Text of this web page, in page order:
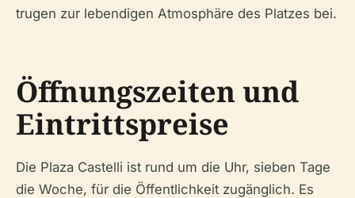
trugen zur lebendigen Atmosphäre des Platzes bei.
Öffnungszeiten und
Eintrittspreise
Die Plaza Castelli ist rund um die Uhr, sieben Tage
die Woche, für die Öffentlichkeit zugänglich. Es